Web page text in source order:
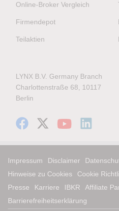
Online-Broker Vergleich
Firmendepot
Teilaktien
LYNX B.V. Germany Branch
Charlottenstraße 68, 10117
Berlin
Impressum Disclaimer
Hinweise zu Cookies
Cookie
Presse
Karriere IBKR
Affiliate
Barrierefreiheitserklärung